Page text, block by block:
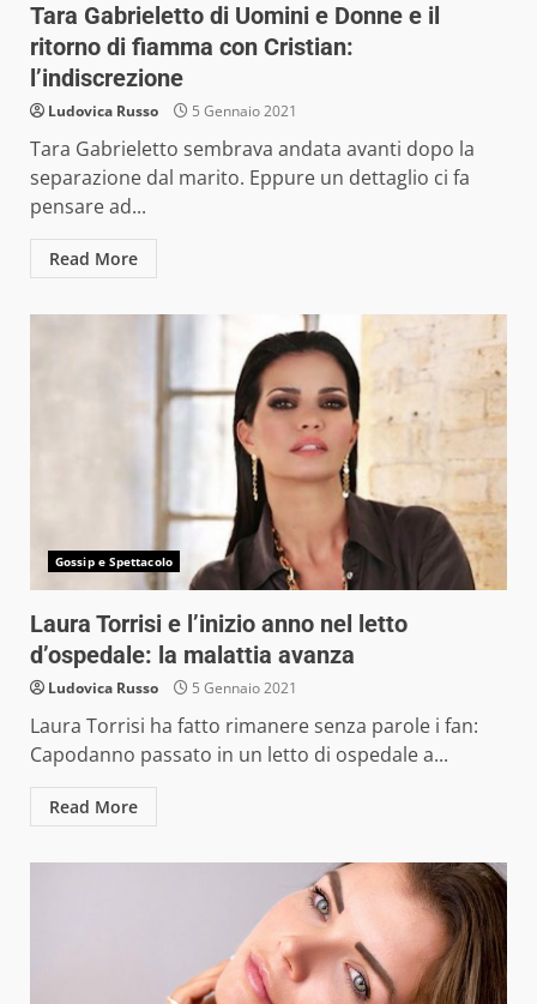
Tara Gabrieletto di Uomini e Donne e il
ritorno di fiamma con Cristian:
l’indiscrezione
Ludovica Russo 5 Gennaio 2021
Tara Gabrieletto sembrava andata avanti dopo la
separazione dal marito. Eppure un dettaglio ci fa
pensare ad...
Read More
Gossip e Spettacolo
Laura Torrisi e l’inizio anno nel letto
d’ospedale: la malattia avanza
Ludovica Russo 5 Gennaio 2021
Laura Torrisi ha fatto rimanere senza parole i fan:
Capodanno passato in un letto di ospedale a...
Read More